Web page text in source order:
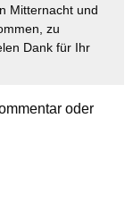
Mitternacht und
zu
Dank für Ihr
oder